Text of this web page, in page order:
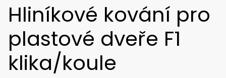
Hliníkové kování pro
plastové dveře F1
klika/koule